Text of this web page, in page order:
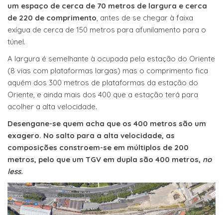
um espaço de cerca de 70 metros de largura e cerca
de 220 de comprimento , antes de se chegar à faixa
exígua de cerca de 150 metros para afunilamento para o
túnel.
A largura é semelhante à ocupada pela estação do Oriente
(8 vias com plataformas largas) mas o comprimento fica
aquém dos 300 metros de plataformas da estação do
Oriente, e ainda mais dos 400 que a estação terá para
acolher a alta velocidade.
Desengane-se quem acha que os 400 metros são um
exagero. No salto para a alta velocidade, as
composições constroem-se em múltiplos de 200
metros, pelo que um TGV em dupla são 400 metros, no
less.